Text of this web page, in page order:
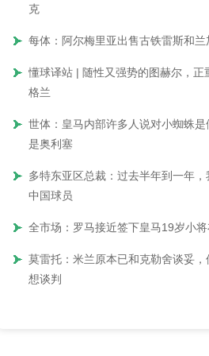
克
每体：阿尔梅里亚出售古铁雷斯和兰
懂球译站 | 随性又强势的图赫尔，正
格兰
世体：皇马内部许多人说对小蜘蛛是
是奥利塞
多特东亚区总裁：过去半年到一年，
中国球员
全市场：罗马接近签下皇马19岁小
莫雷托：米兰原本已和克勒舍谈妥，
想谈判